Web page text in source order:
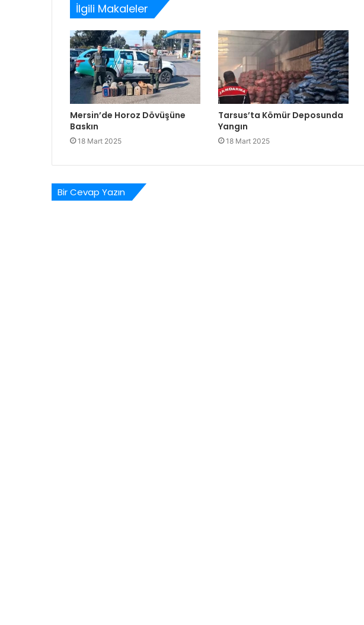
İlgili Makaleler
Mersin’de Horoz Dövüşüne
Baskın
18 Mart 2025
Tarsus’ta Kömür Deposunda
Yangın
18 Mart 2025
Bir Cevap Yazın